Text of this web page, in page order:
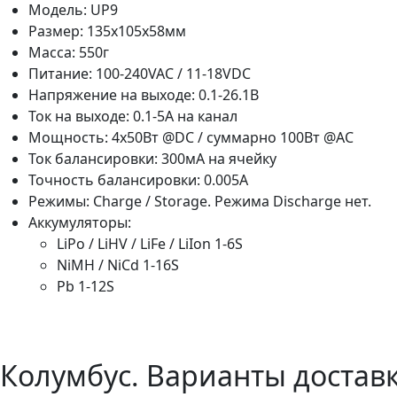
Модель: UP9
Размер: 135x105x58мм
Масса: 550г
Питание: 100-240VAC / 11-18VDC
Напряжение на выходе: 0.1-26.1В
Ток на выходе: 0.1-5А на канал
Мощность: 4х50Вт @DC / суммарно 100Вт @AC
Ток балансировки: 300мА на ячейку
Точность балансировки: 0.005А
Режимы: Charge / Storage. Режима Discharge нет.
Аккумуляторы:
LiPo / LiHV / LiFe / LiIon 1-6S
NiMH / NiCd 1-16S
Pb 1-12S
Колумбус. Варианты